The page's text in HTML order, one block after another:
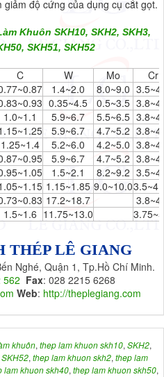
độ cứng của dụng cụ cắt gọt.
Khuôn SKH10, SKH2, SKH3,
SKH51, SKH52
C W Mo
Cr
1.4~2.0 8.0~9.0
0.35~4.5 0.5~3.5
1.0~1.1 5.9~6.7 5.5~6.5
5.9~6.7 4.7~5.2
1.25~1.4 5.2~6.0 4.2~5.0
5.9~6.7 4.7~5.2
1.5~2.1 8.2~9.2
1.15~1.85 9.0~10.0
17.2~18.7
1.5~1.6 11.75~13.0
THÉP LÊ GIANG
Nghé, Quận 1, Tp.Hồ Chí Minh.
562 Fax: 028 2215 6268
Web: http://theplegiang.com
khuôn, thep lam khuon skh10, SKH2,
SKH52, thep lam khuon skh2, thep lam
lam khuon skh40, thep lam khuon skh50,